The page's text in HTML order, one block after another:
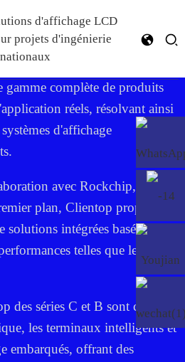
complète de produits
réels, résolvant ainsi
d'affichage
avec Rockchip, un
plan, Clientop propose
intégrées basées sur
telles que le
des séries C et B sont conçues
les terminaux intelligents et
embarqués, offrant des